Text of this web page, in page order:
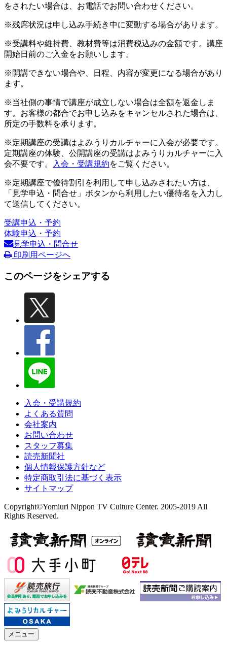
をされたい場合は、お電話でお問い合わせください。
※残席状況は申し込み手続き中に変動する場合があります。
※受講料や維持費、教材費等は消費税込みの金額です。講座
開始日前のご入金をお願いします。
※開講できない場合や、日程、内容が変更になる場合があり
ます。
※当社側の事情で講座が成立しない場合は全額を返金しま
す。お客様の都合でお申し込みをキャンセルされた場合は、
所定の手数料を承ります。
※定期講座の受講はよみうりカルチャーに入会が必要です。
定期講座の体験、公開講座の受講はよみうりカルチャーに入
会不要です。
入会・受講規約をご覧ください。
※定期講座で優待割引を利用して申し込みされたい方は、
「見学申込・問合せ」ボタンから利用したい優待名を入力し
て送信してください。
受講申込・予約
体験申込・予約
見学申込・問合せ
印刷用ページへ
このページをシェアする
入会・受講規約
よくある質問
会社案内
お問い合わせ
スタッフ募集
読売新聞社
個人情報保護方針など
特定商取引法に基づく表示
サイトマップ
Copyright©Yomiuri Nippon TV Culture Center. 2005-2019 All
Rights Reserved.
メニュー